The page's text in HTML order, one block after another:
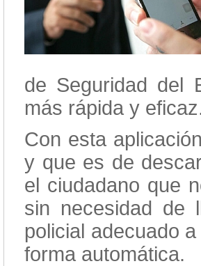
de Seguridad del
más rápida y
Con esta
y que es de
el ciudadano que
sin necesidad de
policial adecuado
forma automática.